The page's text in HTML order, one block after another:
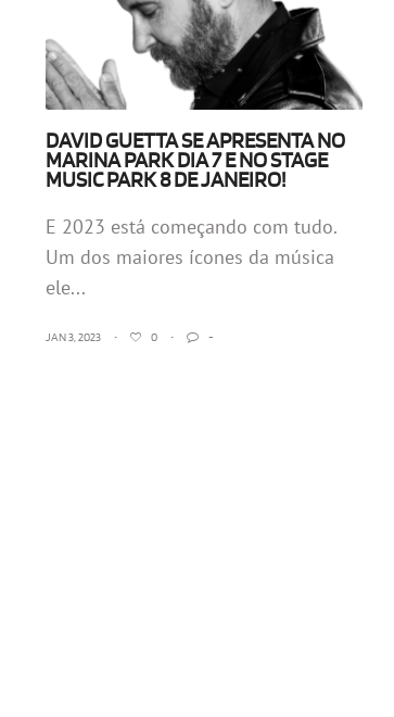
DAVID GUETTA SE APRESENTA NO
MARINA PARK DIA 7 E NO STAGE
MUSIC PARK 8 DE JANEIRO!
E 2023 está começando com tudo.
Um dos maiores ícones da música
ele...
JAN 3, 2023 • 0 • -